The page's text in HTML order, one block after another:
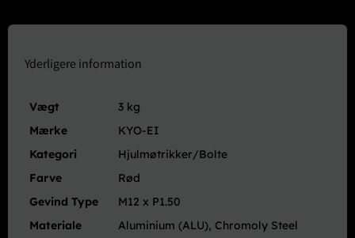
Shell
M12x1.50
Rød
Yderligere information
Vægt
3 kg
Mærke
KYO-EI
Kategori
Hjulmøtrikker/Bolte
Farve
Rød
Gevind Type
M12 x P1.50
Materiale
Aluminium (ALU), Chromoly Steel